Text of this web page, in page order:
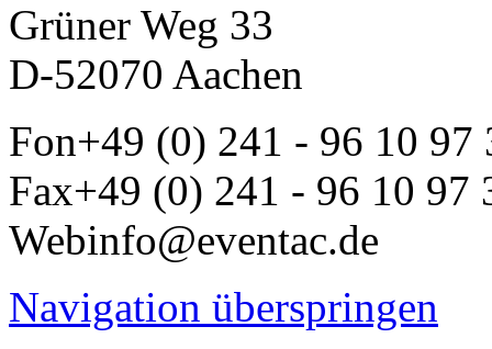
Grüner Weg 33
D-52070 Aachen
Fon+49 (0) 241 - 96 10 97
Fax+49 (0) 241 - 96 10 97
Webinfo@eventac.de
Navigation überspringen